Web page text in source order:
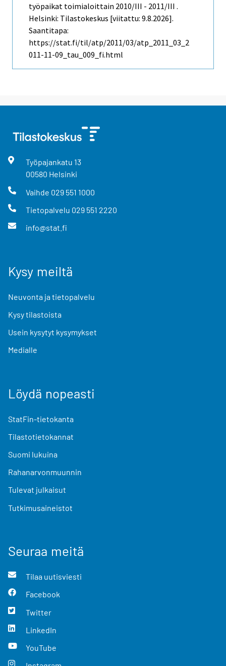
työpaikat toimialoittain 2010/III - 2011/III .
Helsinki: Tilastokeskus [viitattu: 9.8.2026].
Saantitapa:
https://stat.fi/til/atp/2011/03/atp_2011_03_2
011-11-09_tau_009_fi.html
Työpajankatu 13
00580 Helsinki
Vaihde 029 551 1000
Tietopalvelu 029 551 2220
info@stat.fi
Kysy meiltä
Neuvonta ja tietopalvelu
Kysy tilastoista
Usein kysytyt kysymykset
Medialle
Löydä nopeasti
StatFin-tietokanta
Tilastotietokannat
Suomi lukuina
Rahanarvonmuunnin
Tulevat julkaisut
Tutkimusaineistot
Seuraa meitä
Tilaa uutisviesti
Facebook
Twitter
LinkedIn
YouTube